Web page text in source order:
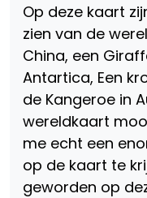
Op deze kaart
zien van de
China, een
Antartica, Een
de Kangeroe in
wereldkaart
me echt een
op de kaart te
geworden op